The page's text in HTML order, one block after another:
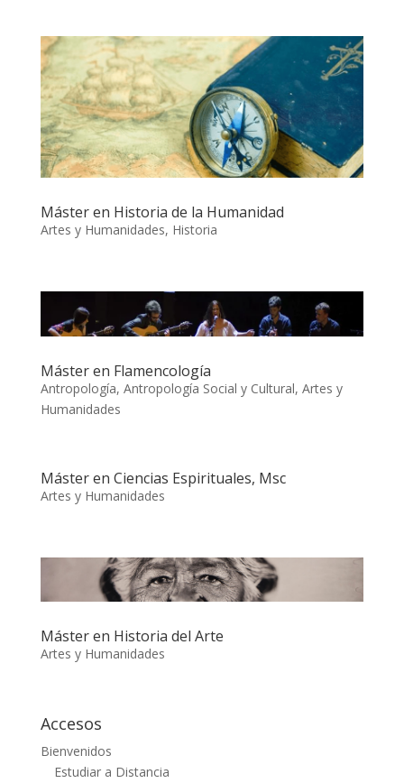
Máster en Historia de la Humanidad
Artes y Humanidades, Historia
Máster en Flamencología
Antropología, Antropología Social y Cultural, Artes y
Humanidades
Máster en Ciencias Espirituales, Msc
Artes y Humanidades
Máster en Historia del Arte
Artes y Humanidades
Accesos
Bienvenidos
Estudiar a Distancia